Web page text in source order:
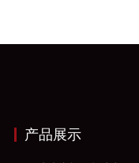
产品展示